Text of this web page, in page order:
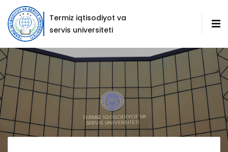
Termiz iqtisodiyot va
servis universiteti